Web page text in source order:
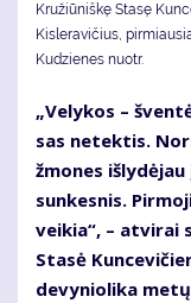
Kružiūniškę Stasę
Kisleravičius,
Kudzienes nuotr.
„Ve­ly­kos –
sas ne­tek­tis.
žmo­nes
sun­kes­nis.
vei­kia“, – at­vi­rai
Sta­sė
de­vy­nio­li­ka